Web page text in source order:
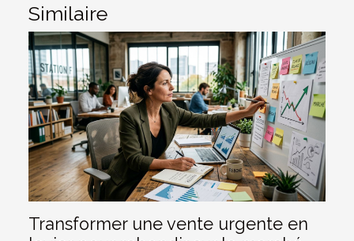
Similaire
Transformer une vente urgente en